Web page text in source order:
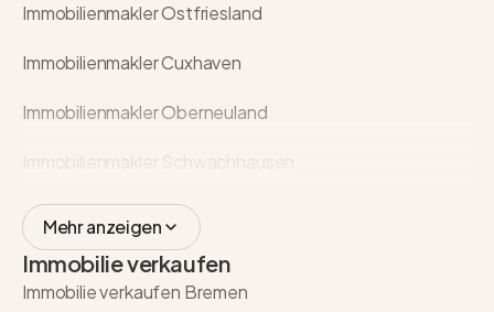
Immobilienmakler Ostfriesland
Immobilienmakler Cuxhaven
Immobilienmakler Oberneuland
Mehr anzeigen
Immobilie verkaufen
Immobilie verkaufen Bremen